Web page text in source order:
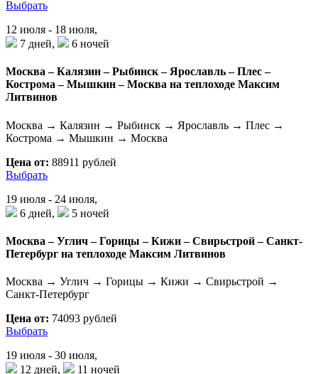
Выбрать
12 июля - 18 июля,
7 дней,
6 ночей
Москва – Калязин – Рыбинск – Ярославль – Плес –
Кострома – Мышкин – Москва на теплоходе Максим
Литвинов
Москва → Калязин → Рыбинск → Ярославль → Плес →
Кострома → Мышкин → Москва
Цена от: 88911 рублей
Выбрать
19 июля - 24 июля,
6 дней,
5 ночей
Москва – Углич – Горицы – Кижи – Свирьстрой – Санкт-
Петербург на теплоходе Максим Литвинов
Москва → Углич → Горицы → Кижи → Свирьстрой →
Санкт-Петербург
Цена от: 74093 рублей
Выбрать
19 июля - 30 июля,
12 дней,
11 ночей